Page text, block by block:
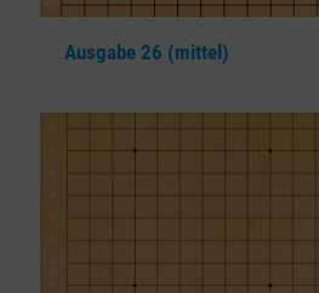
Ausgabe 26 (mittel)